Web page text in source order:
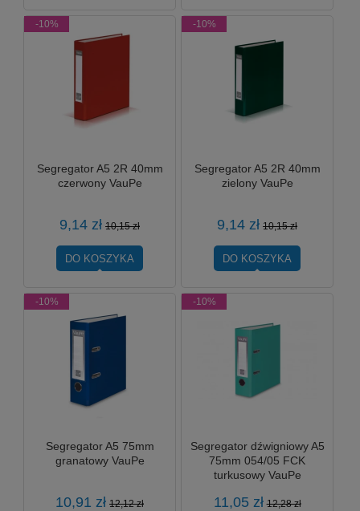
Segregator A5 2R 40mm
czerwony VauPe
9,14 zł 10,15 zł
DO KOSZYKA
-10%
Segregator A5 2R 40mm
zielony VauPe
9,14 zł 10,15 zł
DO KOSZYKA
-10%
Segregator A5 75mm
granatowy VauPe
10,91 zł 12,12 zł
-10%
Segregator dźwigniowy A5
75mm 054/05 FCK
turkusowy VauPe
11,05 zł 12,28 zł
-10%